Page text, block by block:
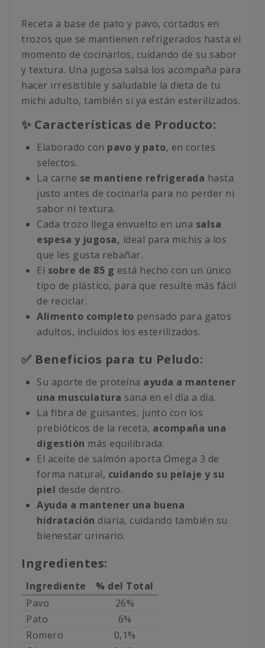
Receta a base de pato y pavo, cortados en
trozos que se mantienen refrigerados hasta el
momento de cocinarlos, cuidando de su sabor
y textura. Una jugosa salsa los acompaña para
hacer irresistible y saludable la dieta de tu
michi adulto, también si ya están esterilizados.
✨ Características de Producto:
Elaborado con pavo y pato, en cortes
selectos.
La carne se mantiene refrigerada hasta
justo antes de cocinarla para no perder ni
sabor ni textura.
Cada trozo llega envuelto en una salsa
espesa y jugosa, ideal para michis a los
que les gusta rebañar.
El sobre de 85 g está hecho con un único
tipo de plástico, para que resulte más fácil
de reciclar.
Alimento completo pensado para gatos
adultos, incluidos los esterilizados.
✅ Beneficios para tu Peludo:
Su aporte de proteína ayuda a mantener
una musculatura sana en el día a día.
La fibra de guisantes, junto con los
prebióticos de la receta, acompaña una
digestión más equilibrada.
El aceite de salmón aporta Omega 3 de
forma natural, cuidando su pelaje y su
piel desde dentro.
Ayuda a mantener una buena
hidratación diaria, cuidando también su
bienestar urinario.
Ingredientes:
Ingrediente
% del Total
Pavo
26%
Pato
6%
Romero
0,1%